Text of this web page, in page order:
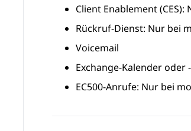
Client Enablement
Rückruf-Dienst: Nur bei
Voicemail
Exchange-Kalender oder
EC500-Anrufe: Nur bei